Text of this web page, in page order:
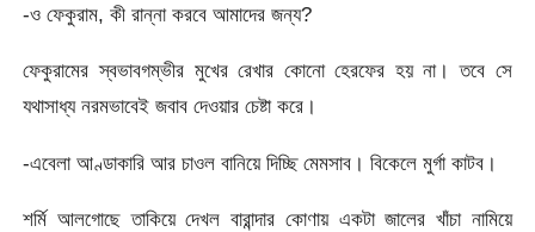
-ও ফেকুরাম, কী রান্না করবে আমাদের জন্য?
ফেকুরামের স্বভাবগম্ভীর মুখের রেখার কোনো হেরফের হয় না। তবে সে
যথাসাধ্য নরমভাবেই জবাব দেওয়ার চেষ্টা করে।
-এবেলা আণ্ডাকারি আর চাওল বানিয়ে দিচ্ছি মেমসাব। বিকেলে মুর্গা কাটব।
শর্মি আলগোছে তাকিয়ে দেখল বারান্দার কোণায় একটা জালের খাঁচা নামিয়ে